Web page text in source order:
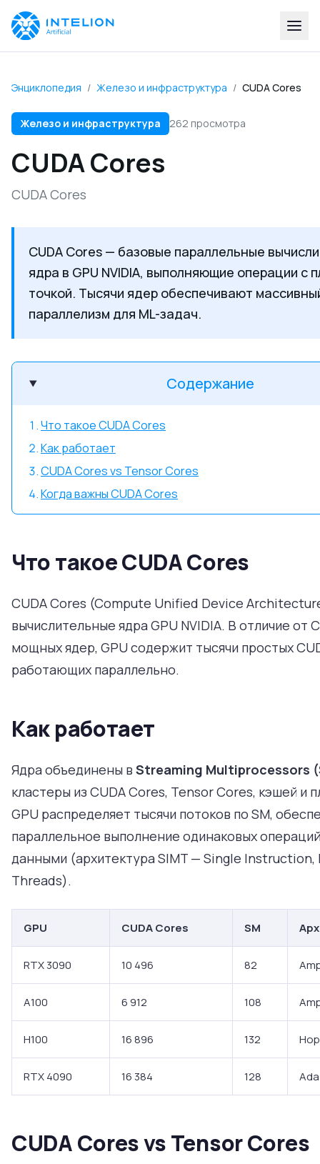
Энциклопедия / Железо и инфраструктура / CUDA Cores
Железо и инфраструктура 262 просмотра
CUDA Cores
CUDA Cores
CUDA Cores — базовые параллельные
ядра в GPU NVIDIA, выполняющие операции с
точкой. Тысячи ядер обеспечивают
параллелизм для ML-задач.
Содержание
Что такое CUDA Cores
Как работает
CUDA Cores vs Tensor Cores
Когда важны CUDA Cores
Что такое CUDA Cores
CUDA Cores (Compute Unified Device
вычислительные ядра GPU NVIDIA. В отличие от
мощных ядер, GPU содержит тысячи простых
работающих параллельно.
Как работает
Ядра объединены в Streaming Multiprocessors
кластеры из CUDA Cores, Tensor Cores, кэшей и
GPU распределяет тысячи потоков по SM,
параллельное выполнение одинаковых
данными (архитектура SIMT — Single
Threads).
GPU CUDA Cores SM
RTX 3090 10 496 82
A100 6 912 108
H100 16 896 132
RTX 4090 16 384 128
CUDA Cores vs Tensor Cores